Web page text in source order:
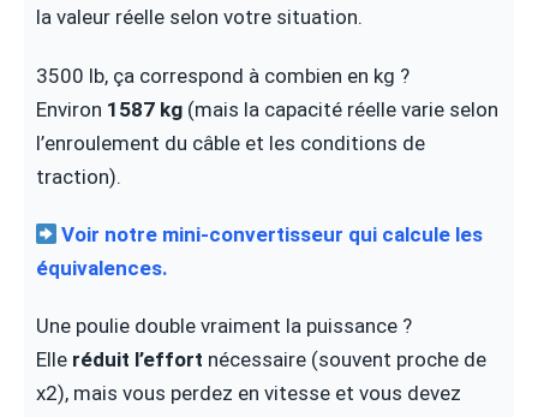
la valeur réelle selon votre situation.
3500 lb, ça correspond à combien en kg ?
Environ 1587 kg (mais la capacité réelle varie selon
l’enroulement du câble et les conditions de
traction).
Voir notre mini-convertisseur qui calcule les
équivalences.
Une poulie double vraiment la puissance ?
Elle réduit l’effort nécessaire (souvent proche de
x2), mais vous perdez en vitesse et vous devez